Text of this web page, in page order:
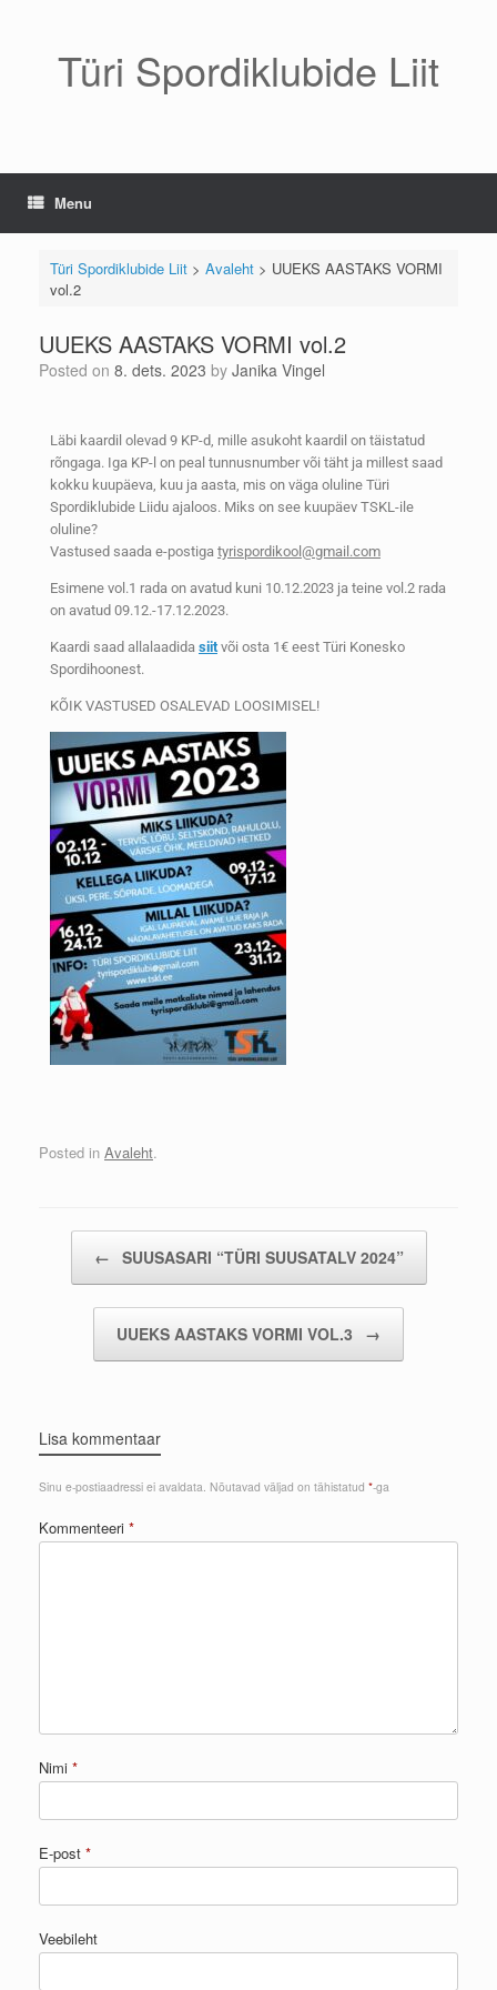
Türi Spordiklubide Liit
Menu
Türi Spordiklubide Liit> Avaleht> UUEKS AASTAKS VORMI
vol.2
UUEKS AASTAKS VORMI vol.2
Posted on 8. dets. 2023 by Janika Vingel
Läbi kaardil olevad 9 KP-d, mille asukoht kaardil on täistatud
rõngaga. Iga KP-l on peal tunnusnumber või täht ja millest saad
kokku kuupäeva, kuu ja aasta, mis on väga oluline Türi
Spordiklubide Liidu ajaloos. Miks on see kuupäev TSKL-ile
oluline?
Vastused saada e-postiga tyrispordikool@gmail.com
Esimene vol.1 rada on avatud kuni 10.12.2023 ja teine vol.2 rada
on avatud 09.12.-17.12.2023.
Kaardi saad allalaadida siit või osta 1€ eest Türi Konesko
Spordihoonest.
KÕIK VASTUSED OSALEVAD LOOSIMISEL!
Posted in Avaleht.
← SUUSASARI “TÜRI SUUSATALV 2024”
UUEKS AASTAKS VORMI VOL.3 →
Lisa kommentaar
Sinu e-postiaadressi ei avaldata. Nõutavad väljad on tähistatud *-ga
Kommenteeri *
Nimi *
E-post *
Veebileht